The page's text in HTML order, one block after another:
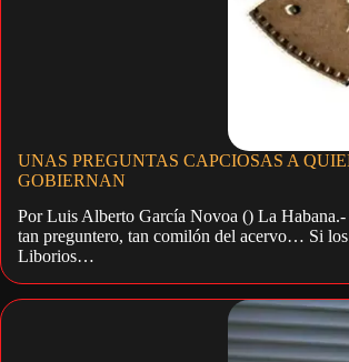
UNAS PREGUNTAS CAPCIOSAS A
GOBIERNAN
Por Luis Alberto García Novoa () La
tan preguntero, tan comilón del acervo… Si los
Liborios…